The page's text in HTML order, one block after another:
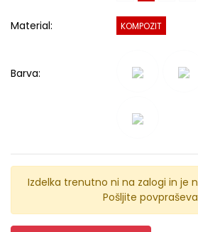
Material: KOMPOZIT
Barva:
Izdelka trenutno ni na zalogi in je
Pošljite